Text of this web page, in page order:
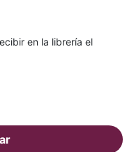
en la librería el